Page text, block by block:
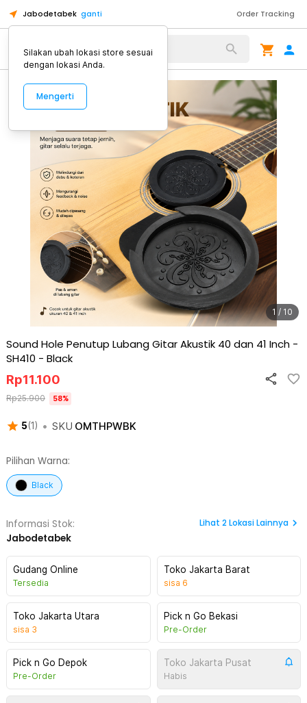
Jabodetabek ganti Order Tracking
Alat Kopi
1 / 10
Sound Hole Penutup Lubang Gitar Akustik 40 dan 41 Inch -
SH410 - Black
5(1 ) • SKU OMTHPWBK
Rp11.100
Rp25.900 58%
Pilihan Warna:
Black
Informasi Stok:
Jabodetabek
Lihat 2Lokasi Lainnya
Gudang Online
Tersedia
Toko Jakarta Barat
sisa 6
Toko Jakarta Utara
sisa 3
Pick n Go Bekasi
Pre-Order
Pick n Go Depok
Pre-Order
Toko Jakarta Pusat
Habis
Silakan ubah lokasi store sesuai
dengan lokasi Anda.
Mengerti